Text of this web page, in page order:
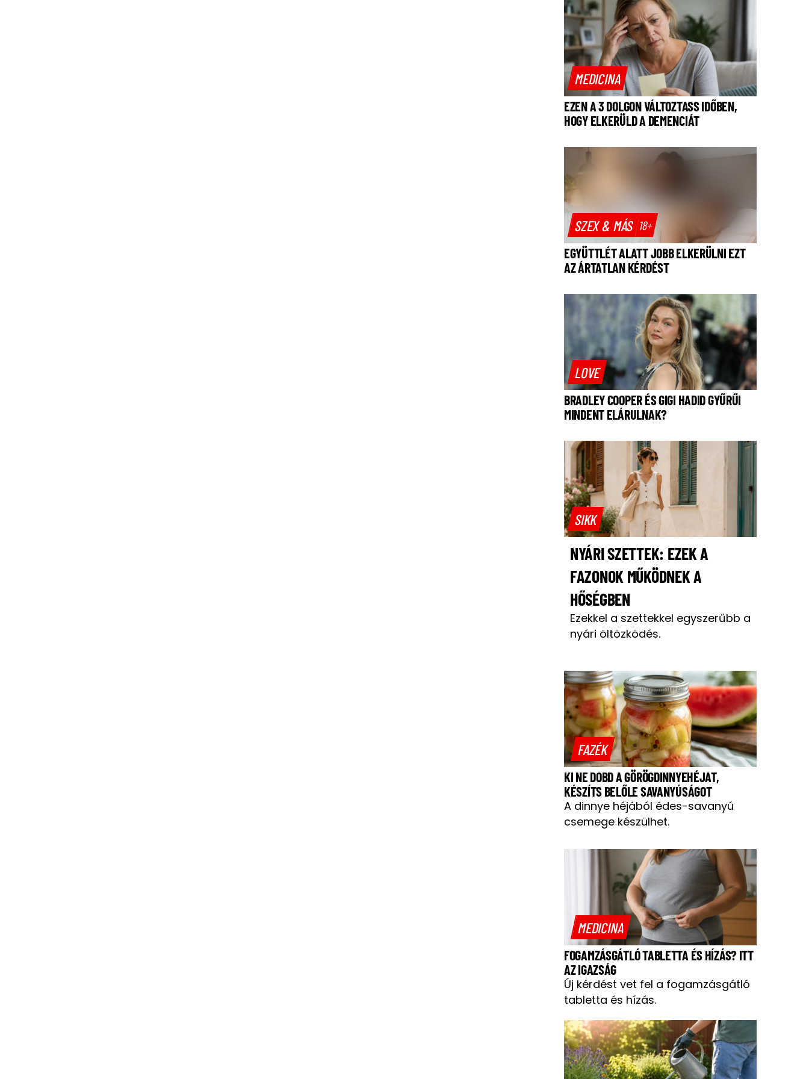
MEDICINA
EZEN A 3 DOLGON VÁLTOZTASS IDŐBEN,
HOGY ELKERÜLD A DEMENCIÁT
SZEX & MÁS 18+
EGYÜTTLÉT ALATT JOBB ELKERÜLNI EZT
AZ ÁRTATLAN KÉRDÉST
LOVE
BRADLEY COOPER ÉS GIGI HADID GYŰRŰI
MINDENT ELÁRULNAK?
SIKK
NYÁRI SZETTEK: EZEK A
FAZONOK MŰKÖDNEK A
HŐSÉGBEN
Ezekkel a szettekkel egyszerűbb a
nyári öltözködés.
FAZÉK
KI NE DOBD A GÖRÖGDINNYEHÉJAT,
KÉSZÍTS BELŐLE SAVANYÚSÁGOT
A dinnye héjából édes-savanyú
csemege készülhet.
MEDICINA
FOGAMZÁSGÁTLÓ TABLETTA ÉS HÍZÁS? ITT
AZ IGAZSÁG
Új kérdést vet fel a fogamzásgátló
tabletta és hízás.